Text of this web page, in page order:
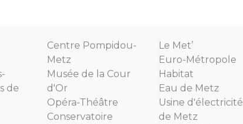
de
Centre Pompidou-
Metz
Musée de la Cour
d'Or
Opéra-Théâtre
Conservatoire
Le Met’
Euro-Métropole
Habitat
Eau de Metz
Usine d'électricité
de Metz